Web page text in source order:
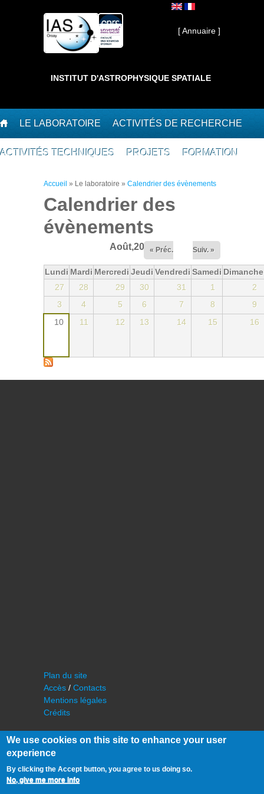
Interne ]
[ Annuaire ]
INSTITUT D'ASTROPHYSIQUE SPATIALE
LE LABORATOIRE ACTIVITÉS DE RECHERCHE
ACTIVITÉS TECHNIQUES PROJETS FORMATION
Vous êtes ici
Accueil » Le laboratoire » Calendrier des évènements
Calendrier des
évènements
Août,2026« Préc. Suiv. »
Lundi Mardi Mercredi Jeudi Vendredi Samedi Dimanche
27
28 29 30 31 1
2
3
4 5 6 7 8
9
10
11 12 13 14 15 16
Plan du site
Accès / Contacts
Mentions légales
Crédits
We use cookies on this site to enhance your user
experience
By clicking the Accept button, you agree to us doing so.
No, give me more info